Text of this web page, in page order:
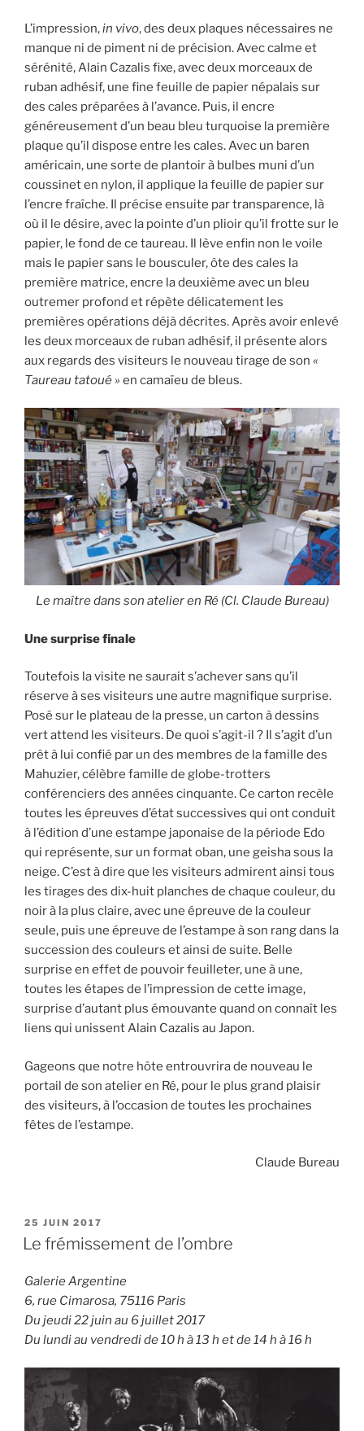
L’impression,in vivo, des deux plaques nécessaires ne
manque ni de piment ni de précision. Avec calme et
sérénité, Alain Cazalis fixe, avec deux morceaux de
ruban adhésif, une fine feuille de papier népalais sur
des cales préparées à l’avance. Puis, il encre
généreusement d’un beau bleu turquoise la première
plaque qu’il dispose entre les cales. Avec un baren
américain, une sorte de plantoir à bulbes muni d’un
coussinet en nylon, il applique la feuille de papier sur
l’encre fraîche. Il précise ensuite par transparence, là
où il le désire, avec la pointe d’un plioir qu’il frotte sur le
papier, le fond de ce taureau. Il lève enfin non le voile
mais le papier sans le bousculer, ôte des cales la
première matrice, encre la deuxième avec un bleu
outremer profond et répète délicatement les
premières opérations déjà décrites. Après avoir enlevé
les deux morceaux de ruban adhésif, il présente alors
aux regards des visiteurs le nouveau tirage de son «
Taureau tatoué » en camaïeu de bleus.
Le maître dans son atelier en Ré (Cl. Claude Bureau)
Une surprise finale
Toutefois la visite ne saurait s’achever sans qu’il
réserve à ses visiteurs une autre magnifique surprise.
Posé sur le plateau de la presse, un carton à dessins
vert attend les visiteurs. De quoi s’agit-il ? Il s’agit d’un
prêt à lui confié par un des membres de la famille des
Mahuzier, célèbre famille de globe-trotters
conférenciers des années cinquante. Ce carton recèle
toutes les épreuves d’état successives qui ont conduit
à l’édition d’une estampe japonaise de la période Edo
qui représente, sur un format oban, une geisha sous la
neige. C’est à dire que les visiteurs admirent ainsi tous
les tirages des dix-huit planches de chaque couleur, du
noir à la plus claire, avec une épreuve de la couleur
seule, puis une épreuve de l’estampe à son rang dans la
succession des couleurs et ainsi de suite. Belle
surprise en effet de pouvoir feuilleter, une à une,
toutes les étapes de l’impression de cette image,
surprise d’autant plus émouvante quand on connaît les
liens qui unissent Alain Cazalis au Japon.
Gageons que notre hôte entrouvrira de nouveau le
portail de son atelier en Ré, pour le plus grand plaisir
des visiteurs, à l’occasion de toutes les prochaines
fêtes de l’estampe.
Claude Bureau
PUBLIÉ
LE
25 JUIN 2017
Le frémissement de l’ombre
Galerie Argentine
6, rue Cimarosa, 75116 Paris
Du jeudi 22 juin au 6 juillet 2017
Du lundi au vendredi de 10 h à 13 h et de 14 h à 16 h